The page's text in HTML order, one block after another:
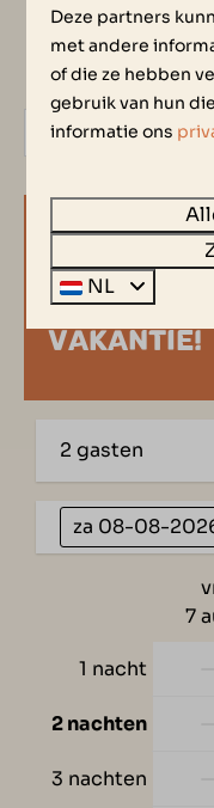
4 Ensuite
Grote
Bekijk hier de
PLAN, KIES
VAKANTIE!
2 gasten
za 08-08-
7
1 nacht
2 nachten
3 nachten
Deze partners
met andere
of die ze hebben
gebruik van hun
informatie ons
NL